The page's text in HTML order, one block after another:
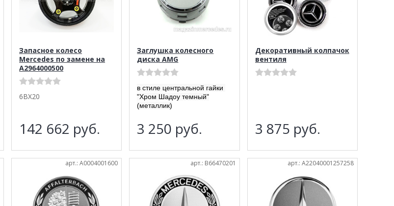
Запасное колесо
Mercedes по замене на
A2964000500
6BX20
142 662 руб.
Заглушка колесного
диска AMG
в стиле центральной гайки
"Хром Шадоу темный"
(металлик)
3 250 руб.
Декоративный колпачок
вентиля
3 875 руб.
арт.: A0004001600 арт.: B66470201 арт.: A22040001257258